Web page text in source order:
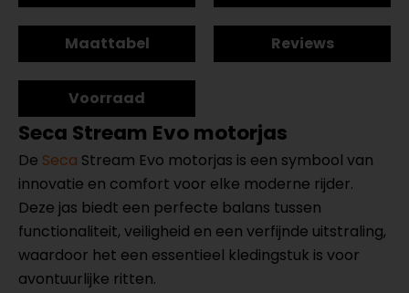
Maattabel Reviews
Voorraad
Seca Stream Evo motorjas
De Seca Stream Evo motorjas is een symbool van
innovatie en comfort voor elke moderne rijder.
Deze jas biedt een perfecte balans tussen
functionaliteit, veiligheid en een verfijnde uitstraling,
waardoor het een essentieel kledingstuk is voor
avontuurlijke ritten.